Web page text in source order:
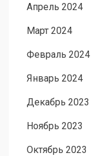
Апрель 2024
Март 2024
Февраль 2024
Январь 2024
Декабрь 2023
Ноябрь 2023
Октябрь 2023